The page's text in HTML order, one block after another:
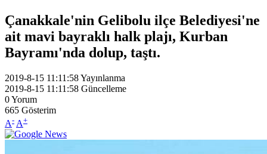
Çanakkale'nin Gelibolu ilçe Belediyesi'ne
ait mavi bayraklı halk plajı, Kurban
Bayramı'nda dolup, taştı.
2019-8-15 11:11:58Yayınlanma
2019-8-15 11:11:58 Güncelleme
0Yorum
665 Gösterim
A- A+